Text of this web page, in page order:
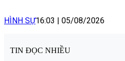
HÌNH SỰ16:03 | 05/08/2026
TIN ĐỌC NHIỀU